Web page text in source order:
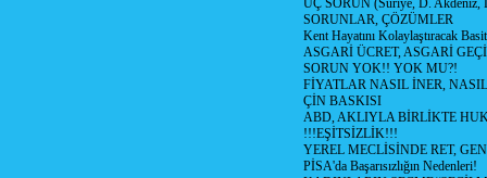
ÜÇ SORUN (Suriye, D. Akdeniz,
SORUNLAR, ÇÖZÜMLER
Kent Hayatını Kolaylaştıracak
ASGARİ ÜCRET, ASGARİ
SORUN YOK!! YOK MU?!
FİYATLAR NASIL İNER,
ÇİN BASKISI
ABD, AKLIYLA BİRLİKTE
!!!EŞİTSİZLİK!!!
YEREL MECLİSİNDE RET,
PİSA'da Başarısızlığın Nedenleri!